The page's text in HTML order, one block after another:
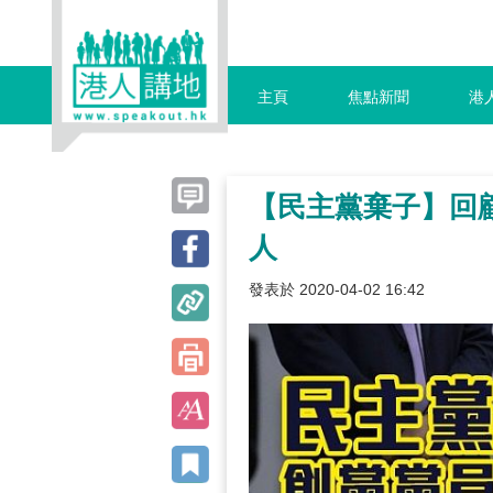
主頁 焦點新聞 港
【民主黨棄子】
人
發表於 2020-04-02 16:42